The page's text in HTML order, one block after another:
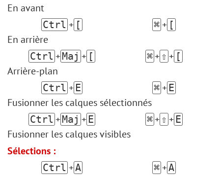
En avant
Ctrl + [ ⌘ + [
En arrière
Ctrl +Maj + [ ⌘+ ⇧ + [
Arrière-plan
Ctrl + E ⌘ + E
Fusionner les calques sélectionnés
Ctrl +Maj + E ⌘+ ⇧ + E
Fusionner les calques visibles
Sélections :
Ctrl +A ⌘ +A